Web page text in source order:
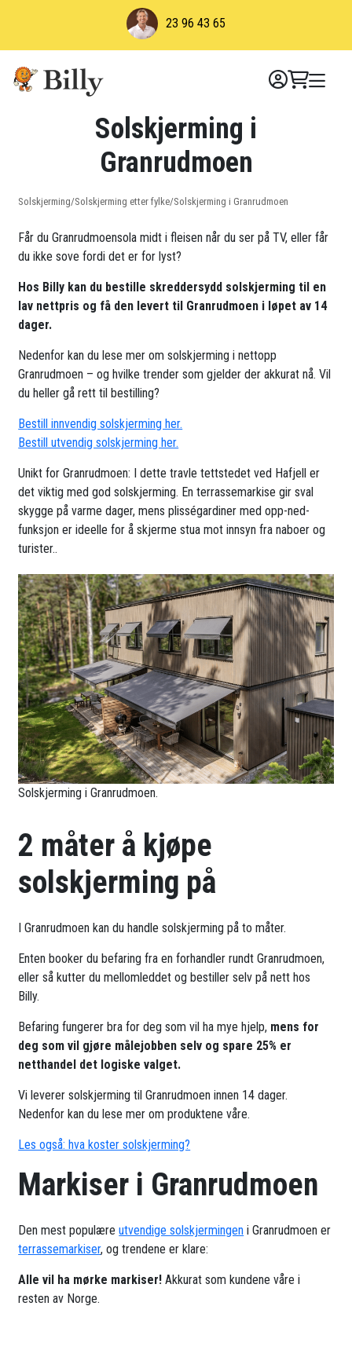
23 96 43 65
Solskjerming i
Granrudmoen
Solskjerming/Solskjerming etter fylke/Solskjerming i Granrudmoen
Får du Granrudmoensola midt i fleisen når du ser på TV, eller får
du ikke sove fordi det er for lyst?
Hos Billy kan du bestille skreddersydd solskjerming til en
lav nettpris og få den levert til Granrudmoen i løpet av 14
dager.
Nedenfor kan du lese mer om solskjerming i nettopp
Granrudmoen – og hvilke trender som gjelder der akkurat nå. Vil
du heller gå rett til bestilling?
Bestill innvendig solskjerming her.
Bestill utvendig solskjerming her.
Unikt for Granrudmoen: I dette travle tettstedet ved Hafjell er
det viktig med god solskjerming. En terrassemarkise gir sval
skygge på varme dager, mens plisségardiner med opp-ned-
funksjon er ideelle for å skjerme stua mot innsyn fra naboer og
turister..
Solskjerming i Granrudmoen.
2 måter å kjøpe
solskjerming på
I Granrudmoen kan du handle solskjerming på to måter.
Enten booker du befaring fra en forhandler rundt Granrudmoen,
eller så kutter du mellomleddet og bestiller selv på nett hos
Billy.
Befaring fungerer bra for deg som vil ha mye hjelp, mens for
deg som vil gjøre målejobben selv og spare 25% er
netthandel det logiske valget.
Vi leverer solskjerming til Granrudmoen innen 14 dager.
Nedenfor kan du lese mer om produktene våre.
Les også: hva koster solskjerming?
Markiser i Granrudmoen
Den mest populæreutvendige solskjermingen i Granrudmoen er
terrassemarkiser, og trendene er klare:
Alle vil ha mørke markiser! Akkurat som kundene våre i
resten av Norge.